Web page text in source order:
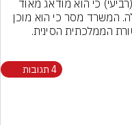
המשרד לענייני טייוואן של סין אמר הלילה (רביעי) כי הוא מודאג מאוד
הממלכתית הסינית.
4 תגובות